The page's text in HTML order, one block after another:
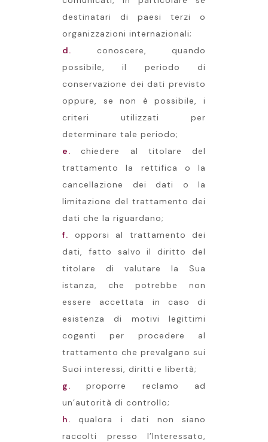
destinatari di paesi terzi o
organizzazioni internazionali;
d.
conoscere, quando
possibile, il periodo di
conservazione dei dati previsto
oppure, se non è possibile, i
criteri utilizzati per
determinare tale periodo;
e.
chiedere al titolare del
trattamento la rettifica o la
cancellazione dei dati o la
limitazione del trattamento dei
dati che la riguardano;
f.
opporsi al trattamento dei
dati, fatto salvo il diritto del
titolare di valutare la Sua
istanza, che potrebbe non
essere accettata in caso di
esistenza di motivi legittimi
cogenti per procedere al
trattamento che prevalgano sui
Suoi interessi, diritti e libertà;
g.
proporre reclamo ad
un’autorità di controllo;
h.
qualora i dati non siano
raccolti presso l’Interessato,